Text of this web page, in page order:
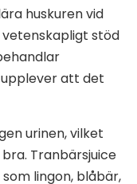
huskuren vid
stöd
att det
urinen, vilket
Tranbärsjuice
lingon, blåbär,